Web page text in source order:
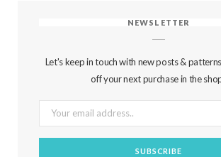
NEWSLETTER
Let's keep in touch with new posts &
off your next purchase in the